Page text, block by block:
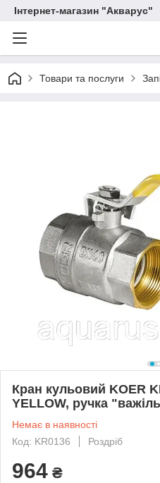
Інтернет-магазин "Акварус"
Товари та послуги
Кран кульовий KOER
YELLOW, ручка
Немає в наявності
Код: KR0136
Роздріб
964 ₴